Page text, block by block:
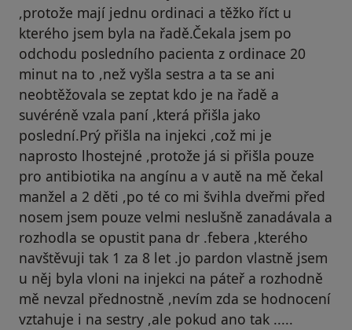
,protože mají jednu ordinaci a těžko říct u
kterého jsem byla na řadě.Čekala jsem po
odchodu posledního pacienta z ordinace 20
minut na to ,než vyšla sestra a ta se ani
neobtěžovala se zeptat kdo je na řadě a
suvéréně vzala paní ,která přišla jako
poslední.Prý přišla na injekci ,což mi je
naprosto lhostejné ,protože já si přišla pouze
pro antibiotika na angínu a v autě na mě čekal
manžel a 2 děti ,po té co mi švihla dveřmi před
nosem jsem pouze velmi neslušně zanadávala a
rozhodla se opustit pana dr .febera ,kterého
navštěvuji tak 1 za 8 let .jo pardon vlastně jsem
u něj byla vloni na injekci na páteř a rozhodně
mě nevzal přednostně ,nevím zda se hodnocení
vztahuje i na sestry ,ale pokud ano tak .....